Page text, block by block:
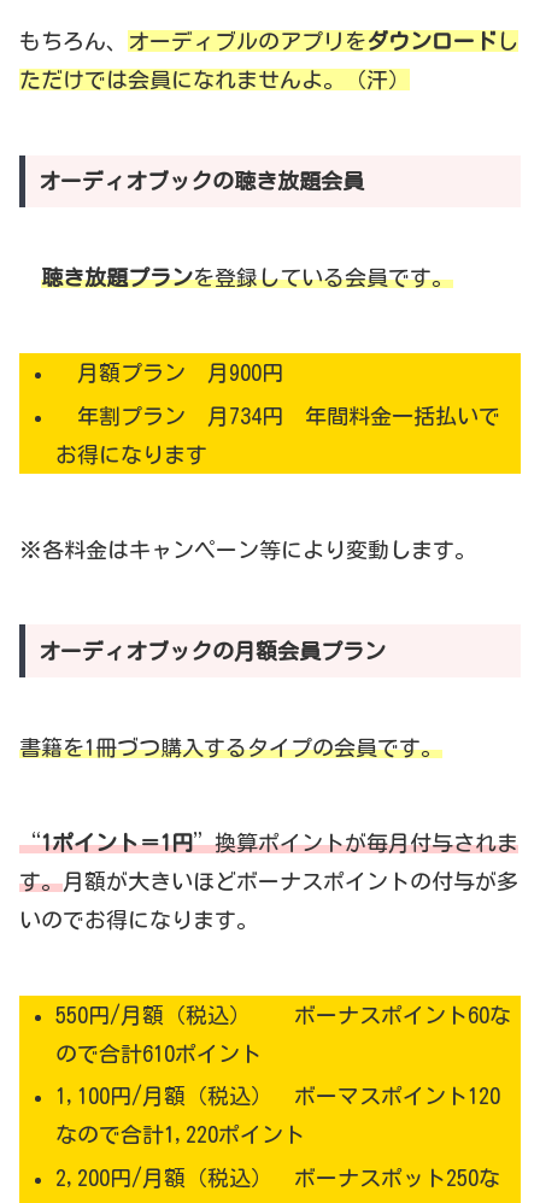
もちろん、 オーディブルのアプリをダウンロード し
ただけでは会員になれませんよ。（汗）
オーディオブックの聴き放題会員
聴き放題プランを登録している会員です。
月額プラン 月900円
年割プラン 月734円 年間料金一括払いで
お得になります
※各料金はキャンペーン等により変動します。
オーディオブックの月額会員プラン
書籍を1冊づつ購入するタイプの会員です。
“1ポイント＝1円”換算ポイントが毎月付与されま
す。月額が大きいほどボーナスポイントの付与が多
いのでお得になります。
550円/月額（税込） ボーナスポイント60な
ので合計610ポイント
1,100円/月額（税込） ボーマスポイント120
なので合計1,220ポイント
2,200円/月額（税込） ボーナスポット250な